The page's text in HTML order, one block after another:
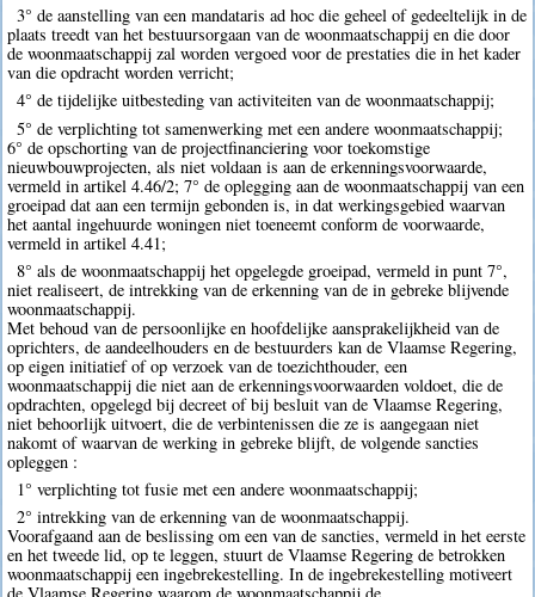
3° de aanstelling van een mandataris ad hoc die geheel of gedeeltelijk in de
plaats treedt van het bestuursorgaan van de woonmaatschappij en die door
de woonmaatschappij zal worden vergoed voor de prestaties die in het kader
van die opdracht worden verricht;
4° de tijdelijke uitbesteding van activiteiten van de woonmaatschappij;
5° de verplichting tot samenwerking met een andere woonmaatschappij;
6° de opschorting van de projectfinanciering voor toekomstige
nieuwbouwprojecten, als niet voldaan is aan de erkenningsvoorwaarde,
vermeld in artikel 4.46/2; 7° de oplegging aan de woonmaatschappij van een
groeipad dat aan een termijn gebonden is, in dat werkingsgebied waarvan
het aantal ingehuurde woningen niet toeneemt conform de voorwaarde,
vermeld in artikel 4.41;
8° als de woonmaatschappij het opgelegde groeipad, vermeld in punt 7°,
niet realiseert, de intrekking van de erkenning van de in gebreke blijvende
woonmaatschappij.
Met behoud van de persoonlijke en hoofdelijke aansprakelijkheid van de
oprichters, de aandeelhouders en de bestuurders kan de Vlaamse Regering,
op eigen initiatief of op verzoek van de toezichthouder, een
woonmaatschappij die niet aan de erkenningsvoorwaarden voldoet, die de
opdrachten, opgelegd bij decreet of bij besluit van de Vlaamse Regering,
niet behoorlijk uitvoert, die de verbintenissen die ze is aangegaan niet
nakomt of waarvan de werking in gebreke blijft, de volgende sancties
opleggen :
1° verplichting tot fusie met een andere woonmaatschappij;
2° intrekking van de erkenning van de woonmaatschappij.
Voorafgaand aan de beslissing om een van de sancties, vermeld in het eerste
en het tweede lid, op te leggen, stuurt de Vlaamse Regering de betrokken
woonmaatschappij een ingebrekestelling. In de ingebrekestelling motiveert